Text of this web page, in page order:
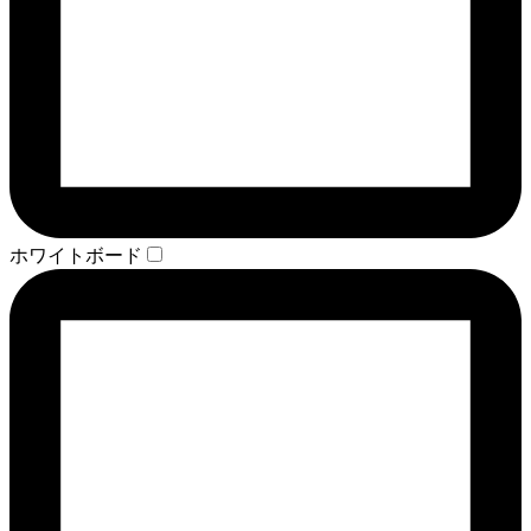
ホワイトボード